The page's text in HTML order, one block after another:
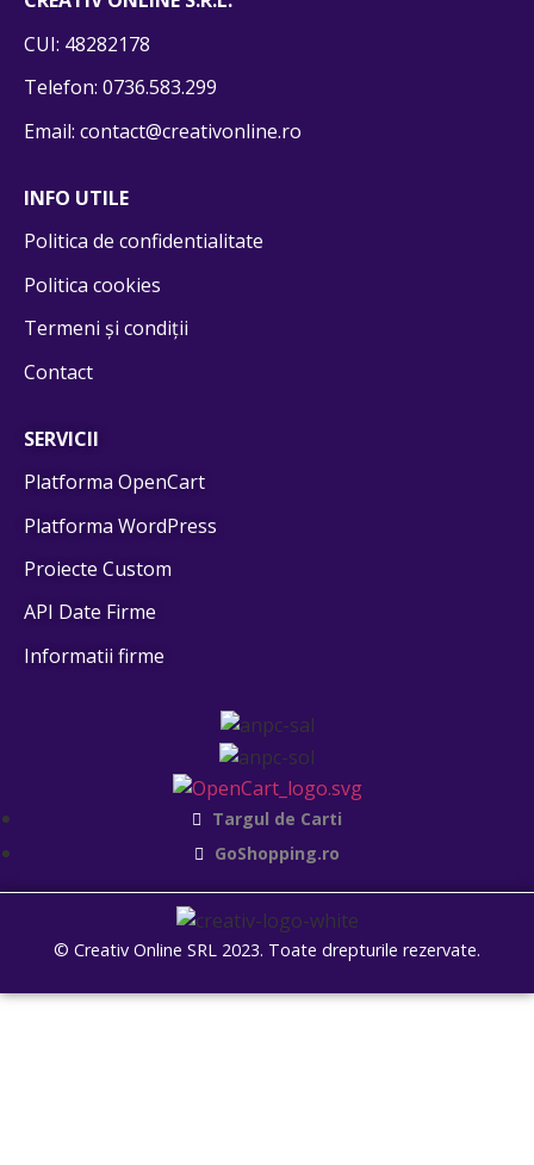
CUI: 48282178
Telefon: 0736.583.299
Email: contact@creativonline.ro
INFO UTILE
Politica de confidentialitate
Politica cookies
Termeni și condiții
Contact
SERVICII
Platforma OpenCart
Platforma WordPress
Proiecte Custom
API Date Firme
Informatii firme
Targul de Carti
GoShopping.ro
© Creativ Online SRL 2023. Toate drepturile rezervate.